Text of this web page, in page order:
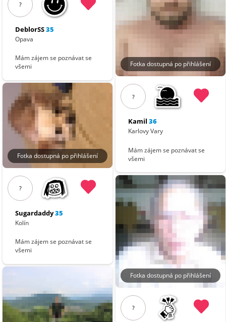
?
DeblorSS35
Opava
Mám zájem se poznávat se
všemi
Fotka dostupná po přihlášení
?
Sugardaddy35
Kolín
Mám zájem se poznávat se
všemi
Fotka dostupná po přihlášení
?
Kamil 36
Karlovy Vary
Mám zájem se poznávat se
všemi
Fotka dostupná po přihlášení
?